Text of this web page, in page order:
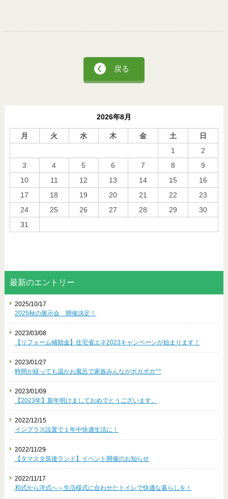
戻る
2026年8月
月 火 水 木 金 土
日
1
2
3
4 5 6 7 8
9
10
11 12 13 14 15
16
17
18 19 20 21 22
23
24
25 26 27 28 29
30
31
最新のエントリー
2025/10/17
2025秋の展示会 開催決定！
2023/03/08
【リフォーム補助金】住宅省エネ2023キャンペーンが始まります！
2023/01/27
時間が経っても温かお風呂で家族みんながポカポカ^^
2023/01/09
【2023年】新年明けましておめでとうございます。
2022/12/15
インプラス設置で１年中快適生活に！
2022/11/29
【タマスタ筑後ランド】イベント開催のお知らせ
2022/11/17
和式から洋式へ～生活様式に合わせたトイレで快適な暮らしを！